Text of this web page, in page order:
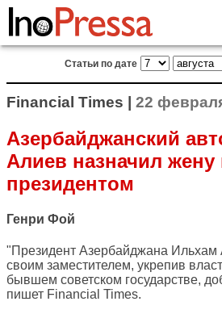
Статьи по дате
Financial Times | 22
Азербайджанский
Алиев назначил жену
президентом
Генри Фой
"Президент Азербайджана Ильхам
своим заместителем, укрепив
бывшем советском государстве,
пишет Financial Times.